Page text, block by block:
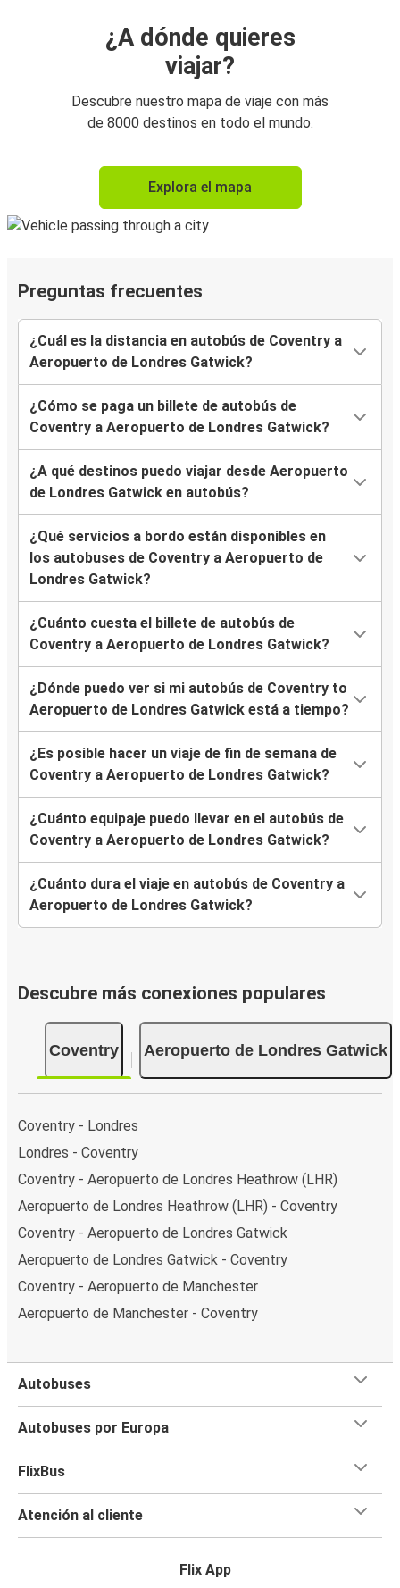
¿A dónde quieres
viajar?
Descubre nuestro mapa de viaje con más
de 8000 destinos en todo el mundo.
Explora el mapa
Preguntas frecuentes
¿Cuál es la distancia en autobús de Coventry a
Aeropuerto de Londres Gatwick?
¿Cómo se paga un billete de autobús de
Coventry a Aeropuerto de Londres Gatwick?
¿A qué destinos puedo viajar desde Aeropuerto
de Londres Gatwick en autobús?
¿Qué servicios a bordo están disponibles en
los autobuses de Coventry a Aeropuerto de
Londres Gatwick?
¿Cuánto cuesta el billete de autobús de
Coventry a Aeropuerto de Londres Gatwick?
¿Dónde puedo ver si mi autobús de Coventry to
Aeropuerto de Londres Gatwick está a tiempo?
¿Es posible hacer un viaje de fin de semana de
Coventry a Aeropuerto de Londres Gatwick?
¿Cuánto equipaje puedo llevar en el autobús de
Coventry a Aeropuerto de Londres Gatwick?
¿Cuánto dura el viaje en autobús de Coventry a
Aeropuerto de Londres Gatwick?
Descubre más conexiones populares
Coventry Aeropuerto de Londres Gatwick
Coventry - Londres
Londres - Coventry
Coventry - Aeropuerto de Londres Heathrow (LHR)
Aeropuerto de Londres Heathrow (LHR) - Coventry
Coventry - Aeropuerto de Londres Gatwick
Aeropuerto de Londres Gatwick - Coventry
Coventry - Aeropuerto de Manchester
Aeropuerto de Manchester - Coventry
Autobuses
Autobuses por Europa
FlixBus
Atención al cliente
Flix App